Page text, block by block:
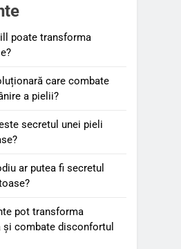
poate transforma
care combate
a pielii?
secretul unei pieli
ar putea fi secretul
pot transforma
combate disconfortul